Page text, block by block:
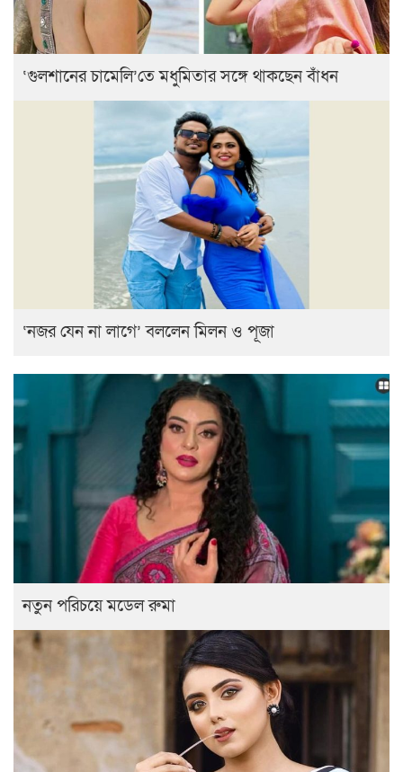
‘গুলশানের চামেলি’তে মধুমিতার সঙ্গে থাকছেন বাঁধন
‘নজর যেন না লাগে’ বললেন মিলন ও পূজা
নতুন পরিচয়ে মডেল রুমা